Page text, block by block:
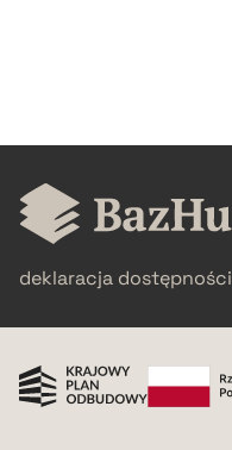
BIBTEX
pobierz cytat
deklaracja dostępności